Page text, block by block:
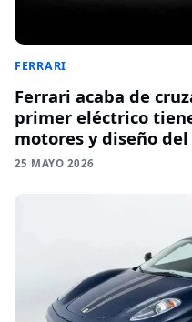
FERRARI
Ferrari acaba de
primer eléctrico
motores y diseño
25 MAYO 2026